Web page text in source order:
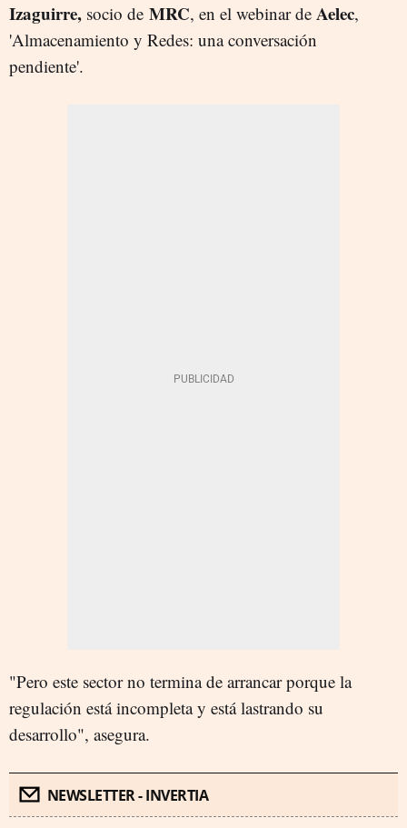
Izaguirre, socio de MRC, en el webinar de Aelec,
'Almacenamiento y Redes: una conversación
pendiente'.
"Pero este sector no termina de arrancar porque la
regulación está incompleta y está lastrando su
desarrollo", asegura.
NEWSLETTER - INVERTIA